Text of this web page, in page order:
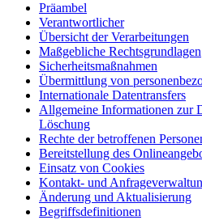
Präambel
Verantwortlicher
Übersicht der Verarbeitungen
Maßgebliche Rechtsgrundlagen
Sicherheitsmaßnahmen
Übermittlung von
Internationale Datentransfers
Allgemeine Informationen zur
Löschung
Rechte der betroffenen
Bereitstellung des
Einsatz von Cookies
Kontakt- und
Änderung und Aktualisierung
Begriffsdefinitionen